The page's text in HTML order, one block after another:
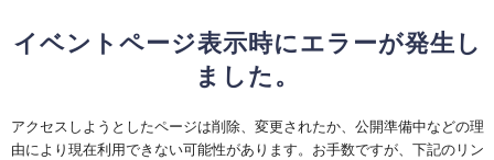
イベントページ表示時にエラーが発生し
ました。
アクセスしようとしたページは削除、変更されたか、公開準備中などの理
由により現在利用できない可能性があります。お手数ですが、下記のリン